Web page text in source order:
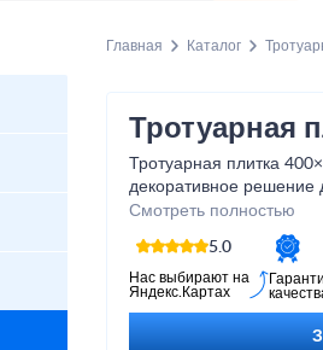
Главная Каталог
Тротуарная
Тротуарная плитка
декоративное
пешеходных зон,
В наличии имеются
возможность
По вашему запросу
Смотреть полностью
5.0
Нас выбирают на
Яндекс.Картах